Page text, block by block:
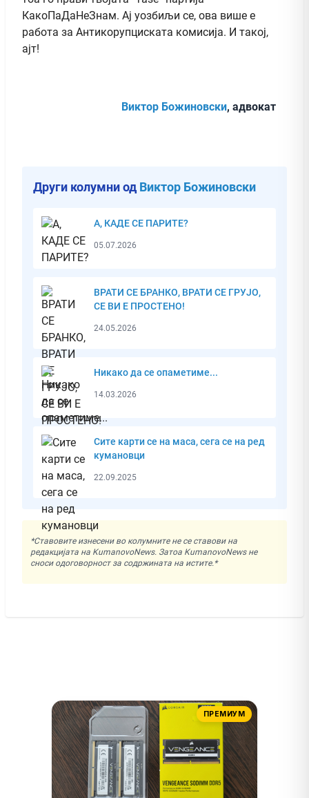
КакоПаДаНеЗнам. Ај уозбиљи се, ова више е
работа за Антикорупциската комисија. И такој,
ајт!
Виктор Божиновски, адвокат
Други колумни од Виктор Божиновски
А, КАДЕ СЕ ПАРИТЕ?
05.07.2026
ВРАТИ СЕ БРАНКО, ВРАТИ СЕ ГРУЈО,
СЕ ВИ Е ПРОСТЕНО!
24.05.2026
Никако да се опаметиме...
14.03.2026
Сите карти се на маса, сега се на ред
кумановци
22.09.2025
*Ставовите изнесени во колумните не се ставови на
редакцијата на KumanovoNews. Затоа KumanovoNews не
сноси одоговорност за содржината на истите.*
ПРЕМИУМ